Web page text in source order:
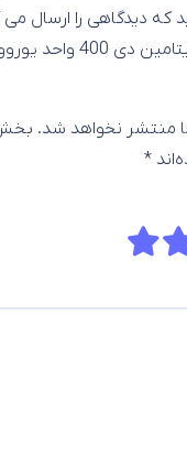
که دیدگاهی را ارسال می
60 عددی”
منتشر نخواهد شد.
*